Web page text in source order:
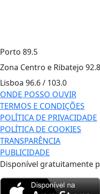
Porto 89.5
Zona Centro e Ribatejo 92.8
Lisboa 96.6 / 103.0
ONDE POSSO OUVIR
TERMOS E CONDIÇÕES
POLÍTICA DE PRIVACIDADE
POLÍTICA DE COOKIES
TRANSPARÊNCIA
PUBLICIDADE
Disponível gratuitamente